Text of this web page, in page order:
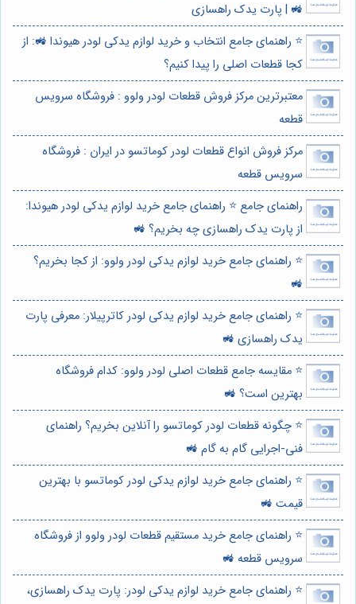
🚜 | پارت یدک راهسازی
⭐️ راهنمای جامع انتخاب و خرید لوازم یدکی لودر هیوندا 🚜: از
کجا قطعات اصلی را پیدا کنیم؟
معتبرترین مرکز فروش قطعات لودر ولوو : فروشگاه سرویس
قطعه
مرکز فروش انواع قطعات لودر کوماتسو در ایران : فروشگاه
سرویس قطعه
راهنمای جامع ⭐️ راهنمای جامع خرید لوازم یدکی لودر هیوندا:
از پارت یدک راهسازی چه بخریم؟ 🚜
⭐️ راهنمای جامع خرید لوازم یدکی لودر ولوو: از کجا بخریم؟
🚜
⭐️ راهنمای جامع خرید لوازم یدکی لودر کاترپیلار: معرفی پارت
یدک راهسازی 🚜
⭐️ مقایسه جامع قطعات اصلی لودر ولوو: کدام فروشگاه
بهترین است؟ 🚜
⭐️ چگونه قطعات لودر کوماتسو را آنلاین بخریم؟ راهنمای
فنی-اجرایی گام به گام 🚜
⭐️ راهنمای جامع خرید لوازم یدکی لودر کوماتسو با بهترین
قیمت 🚜
⭐️ راهنمای جامع خرید مستقیم قطعات لودر ولوو از فروشگاه
سرویس قطعه 🚜
⭐️ راهنمای جامع خرید لوازم یدکی لودر: پارت یدک راهسازی،